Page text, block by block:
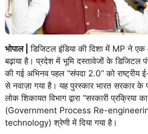
भोपाल |
डिजिटल इंडिया की दिशा में MP ने
बढ़ाया है। प्रदेश में भूमि दस्तावेजों के
की गई अभिनव पहल “संपदा 2.0” को राष्ट्रीय
से नवाज़ा गया है। यह पुरस्कार भारत सरकार
लोक शिकायत विभाग द्वारा “सरकारी प्रक्रिया
(Government Process Re-
technology) श्रेणी में दिया गया है।